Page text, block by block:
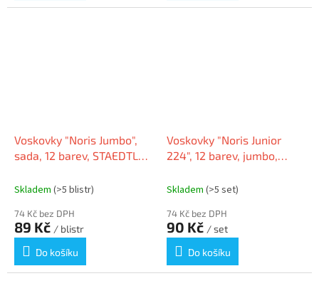
Voskovky "Noris Jumbo",
sada, 12 barev, STAEDTLER
Skladem (>5 blistr)
74 Kč bez DPH
89 Kč / blistr
Do košíku
Voskovky "Noris Junior
224", 12 barev, jumbo,
šestihranné, STAEDTLER
Skladem (>5 set)
74 Kč bez DPH
90 Kč / set
Do košíku